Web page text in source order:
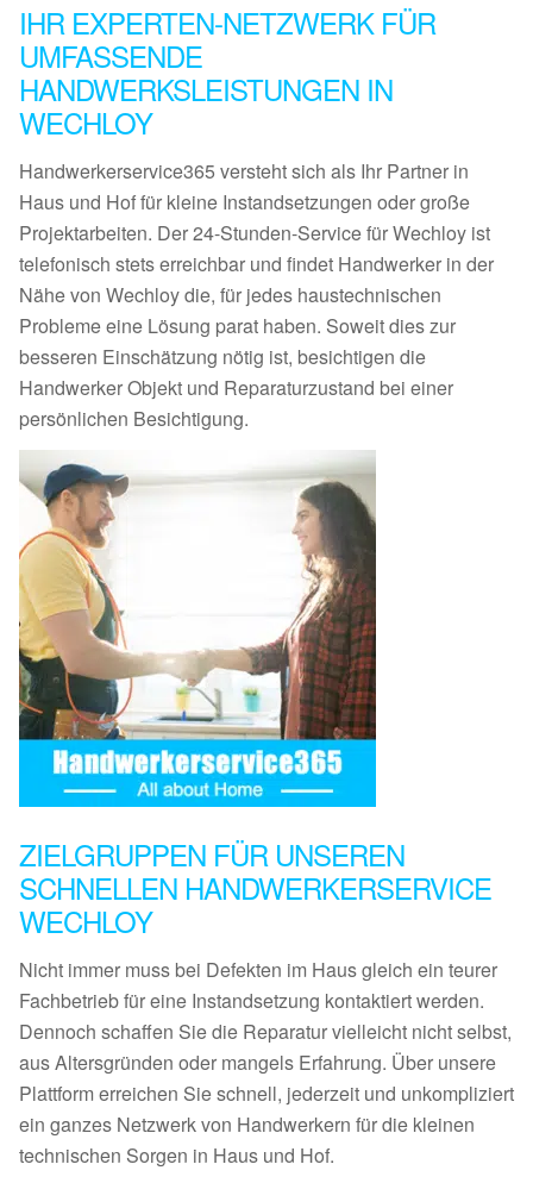
IHR EXPERTEN-NETZWERK FÜR
UMFASSENDE
HANDWERKSLEISTUNGEN IN
WECHLOY
Handwerkerservice365 versteht sich als Ihr Partner in
Haus und Hof für kleine Instandsetzungen oder große
Projektarbeiten. Der 24-Stunden-Service für Wechloy ist
telefonisch stets erreichbar und findet Handwerker in der
Nähe von Wechloy die, für jedes haustechnischen
Probleme eine Lösung parat haben. Soweit dies zur
besseren Einschätzung nötig ist, besichtigen die
Handwerker Objekt und Reparaturzustand bei einer
persönlichen Besichtigung.
ZIELGRUPPEN FÜR UNSEREN
SCHNELLEN HANDWERKERSERVICE
WECHLOY
Nicht immer muss bei Defekten im Haus gleich ein teurer
Fachbetrieb für eine Instandsetzung kontaktiert werden.
Dennoch schaffen Sie die Reparatur vielleicht nicht selbst,
aus Altersgründen oder mangels Erfahrung. Über unsere
Plattform erreichen Sie schnell, jederzeit und unkompliziert
ein ganzes Netzwerk von Handwerkern für die kleinen
technischen Sorgen in Haus und Hof.